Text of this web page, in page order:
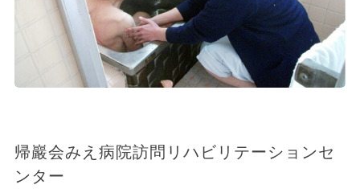
帰巖会みえ病院訪問リハビリテーションセ
ンター